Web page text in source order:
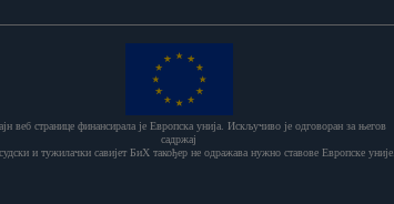
веб странице финансирала је Европска унија. Искључиво је одговоран за његов
садржај
и тужилачки савијет БиХ такођер не одражава нужно ставове Европске уније.